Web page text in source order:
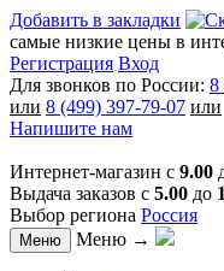
Добавить в закладки
самые низкие цены в
Регистрация Вход
Для звонков по России: 8
или 8 (499) 397-79-07 или
Напишите нам
Интернет-магазин с 9.00
Выдача заказов с 5.00 до
Выбор региона Россия
Меню Меню →